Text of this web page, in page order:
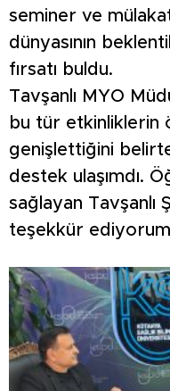
seminer ve
dünyasının
fırsatı buldu.
Tavşanlı MYO
bu tür etkinliklerin
genişlettiğini
destek ulaşımdı.
sağlayan Tavşanlı
teşekkür